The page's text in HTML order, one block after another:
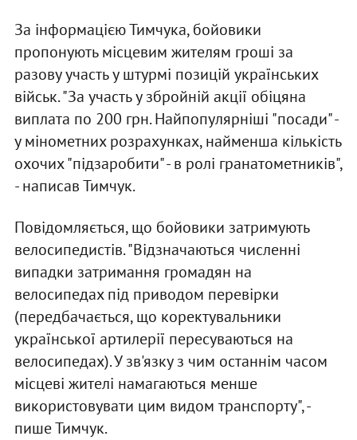
За інформацією Тимчука, бойовики
пропонують місцевим жителям гроші за
разову участь у штурмі позицій українських
військ. "За участь у збройній акції обіцяна
виплата по 200 грн. Найпопулярніші "посади" -
у мінометних розрахунках, найменша кількість
охочих "підзаробити" - в ролі гранатометників",
- написав Тимчук.
Повідомляється, що бойовики затримують
велосипедистів. "Відзначаються численні
випадки затримання громадян на
велосипедах під приводом перевірки
(передбачається, що коректувальники
української артилерії пересуваються на
велосипедах). У зв'язку з чим останнім часом
місцеві жителі намагаються менше
використовувати цим видом транспорту", -
пише Тимчук.